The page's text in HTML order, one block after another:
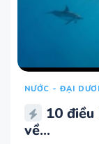
NƯỚC - ĐẠI
10
về...